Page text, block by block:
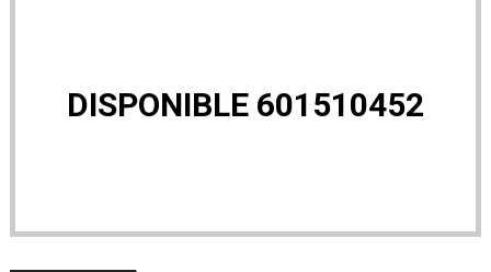
DISPONIBLE 601510452